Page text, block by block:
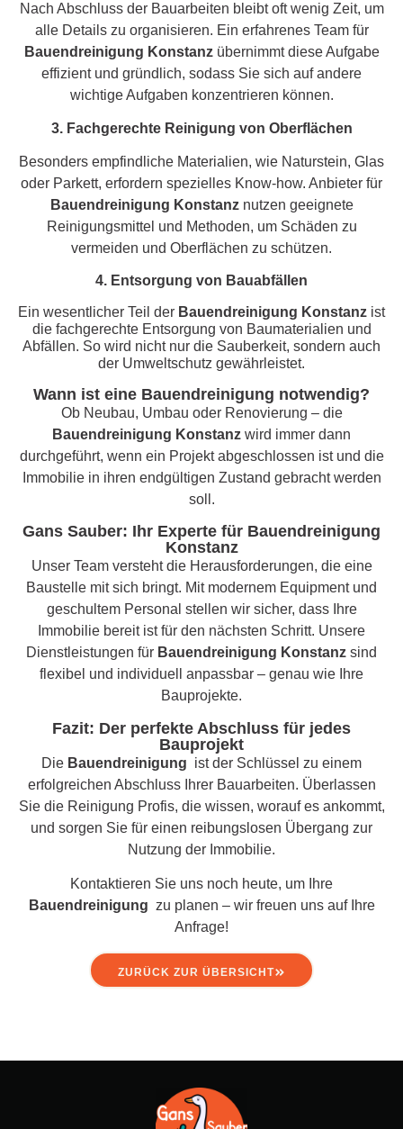
Nach Abschluss der Bauarbeiten bleibt oft wenig Zeit, um
alle Details zu organisieren. Ein erfahrenes Team für
Bauendreinigung Konstanzübernimmt diese Aufgabe
effizient und gründlich, sodass Sie sich auf andere
wichtige Aufgaben konzentrieren können.
3. Fachgerechte Reinigung von Oberflächen
Besonders empfindliche Materialien, wie Naturstein, Glas
oder Parkett, erfordern spezielles Know-how. Anbieter für
Bauendreinigung Konstanznutzen geeignete
Reinigungsmittel und Methoden, um Schäden zu
vermeiden und Oberflächen zu schützen.
4. Entsorgung von Bauabfällen
Ein wesentlicher Teil der Bauendreinigung Konstanz ist
die fachgerechte Entsorgung von Baumaterialien und
Abfällen. So wird nicht nur die Sauberkeit, sondern auch
der Umweltschutz gewährleistet.
Wann ist eine Bauendreinigung notwendig?
Ob Neubau, Umbau oder Renovierung – die
Bauendreinigung Konstanz wird immer dann
durchgeführt, wenn ein Projekt abgeschlossen ist und die
Immobilie in ihren endgültigen Zustand gebracht werden
soll.
Gans Sauber: Ihr Experte für Bauendreinigung
Konstanz
Unser Team versteht die Herausforderungen, die eine
Baustelle mit sich bringt. Mit modernem Equipment und
geschultem Personal stellen wir sicher, dass Ihre
Immobilie bereit ist für den nächsten Schritt. Unsere
Dienstleistungen für Bauendreinigung Konstanz sind
flexibel und individuell anpassbar – genau wie Ihre
Bauprojekte.
Fazit: Der perfekte Abschluss für jedes
Bauprojekt
Die Bauendreinigung ist der Schlüssel zu einem
erfolgreichen Abschluss Ihrer Bauarbeiten. Überlassen
Sie die Reinigung Profis, die wissen, worauf es ankommt,
und sorgen Sie für einen reibungslosen Übergang zur
Nutzung der Immobilie.
Kontaktieren Sie uns noch heute, um Ihre
Bauendreinigung zu planen – wir freuen uns auf Ihre
Anfrage!
ZURÜCK ZUR ÜBERSICHT